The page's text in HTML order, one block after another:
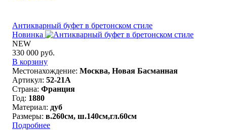
Антикварный буфет в бретонском стиле
Новинка
NEW
330 000 руб.
В корзину
Местонахождение: Москва, Новая Басманная
Артикул: 52-21A
Страна: Франция
Год: 1880
Материал: дуб
Размеры: в.260см, ш.140см,гл.60см
Подробнее